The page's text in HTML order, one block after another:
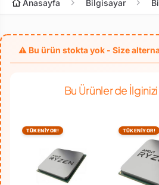
Anasayfa Bilgisayar
Bu Ürünler de
TÜKENİYOR! TÜKENİYOR!